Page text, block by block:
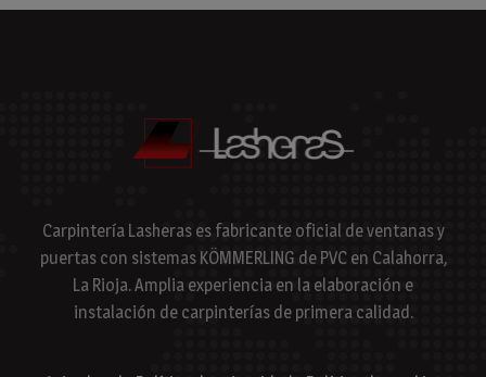
Carpintería Lasheras es fabricante oficial de ventanas y
puertas con sistemas KÖMMERLING de PVC en Calahorra,
La Rioja. Amplia experiencia en la elaboración e
instalación de carpinterías de primera calidad.